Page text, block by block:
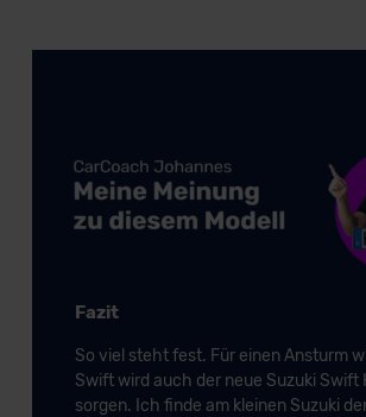
Grundlage eines
DSGVO) oder wenn Sie hierzu Ihre
erteilen. Nähere Informationen zu den
Datenschutzklauseln können Sie über
unserem Datenschutzbeauftragten unter
Datenschutzerklärung
Fazit
So viel steht fest. Für einen Ansturm
Swift wird auch der neue Suzuki Swift
sorgen. Ich finde am kleinen Suzuki